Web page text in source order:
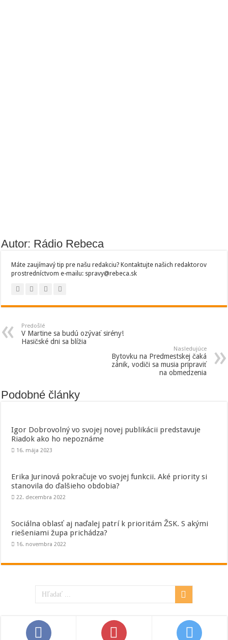
Autor: Rádio Rebeca
Máte zaujímavý tip pre našu redakciu? Kontaktujte našich redaktorov
prostredníctvom e-mailu: spravy@rebeca.sk
Predošlé
V Martine sa budú ozývať sirény!
Hasičské dni sa blížia
Nasledujúce
Bytovku na Predmestskej čaká
zánik, vodiči sa musia pripraviť
na obmedzenia
Podobné články
Igor Dobrovolný vo svojej novej publikácii predstavuje
Riadok ako ho nepoznáme
16. mája 2023
Erika Jurinová pokračuje vo svojej funkcii. Aké priority si
stanovila do ďalšieho obdobia?
22. decembra 2022
Sociálna oblasť aj naďalej patrí k prioritám ŽSK. S akými
riešeniami župa prichádza?
16. novembra 2022